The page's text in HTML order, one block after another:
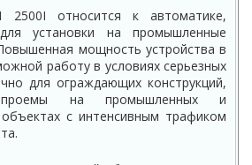
2500I относится к автоматике,
установки на промышленные
мощность устройства в
работу в условиях серьезных
для ограждающих конструкций,
проемы на промышленных и
с интенсивным трафиком